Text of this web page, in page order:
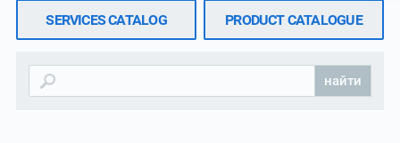
SERVICES CATALOG PRODUCT CATALOGUE
найти